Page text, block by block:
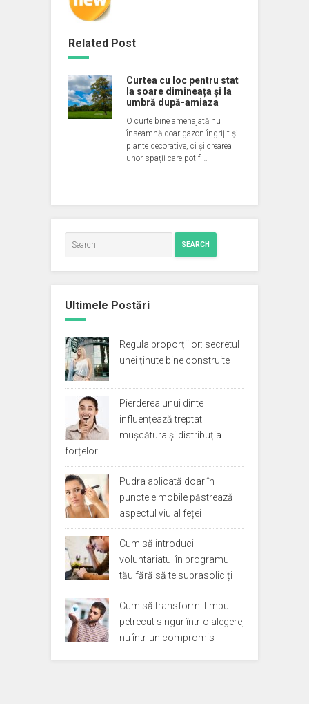
Related Post
Curtea cu loc pentru stat
la soare dimineața și la
umbră după-amiaza
O curte bine amenajată nu
înseamnă doar gazon îngrijit și
plante decorative, ci și crearea
unor spații care pot fi…
SEARCH
Ultimele Postări
Regula proporțiilor: secretul
unei ținute bine construite
Pierderea unui dinte
influențează treptat
mușcătura și distribuția
forțelor
Pudra aplicată doar în
punctele mobile păstrează
aspectul viu al feței
Cum să introduci
voluntariatul în programul
tău fără să te suprasoliciți
Cum să transformi timpul
petrecut singur într-o alegere,
nu într-un compromis